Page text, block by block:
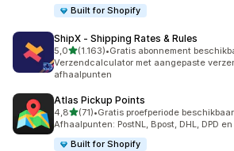
Built for Shopify
ShipX ‑ Shipping Rates & Rules
5,0van 5 sterren
(1.163)
1163 recensies in totaal
•Gratis abonnement
Verzendcalculator met aangepaste
afhaalpunten
Atlas Pickup Points
4,8van 5 sterren
(71)
71 recensies in totaal
•Gratis proefperiode beschikbaar
Afhaalpunten: PostNL, Bpost, DHL, DPD
Built for Shopify